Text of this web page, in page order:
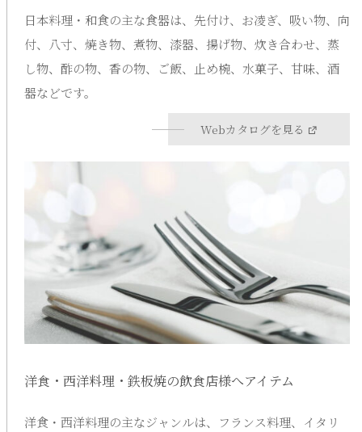
日本料理・和食の主な食器は、先付け、お凌ぎ、吸い物、向
付、八寸、焼き物、煮物、漆器、揚げ物、炊き合わせ、蒸
し物、酢の物、香の物、ご飯、止め椀、水菓子、甘味、酒
器などです。
Webカタログを見る
洋食・西洋料理・鉄板焼の飲食店様へアイテム
洋食・西洋料理の主なジャンルは、フランス料理、イタリ